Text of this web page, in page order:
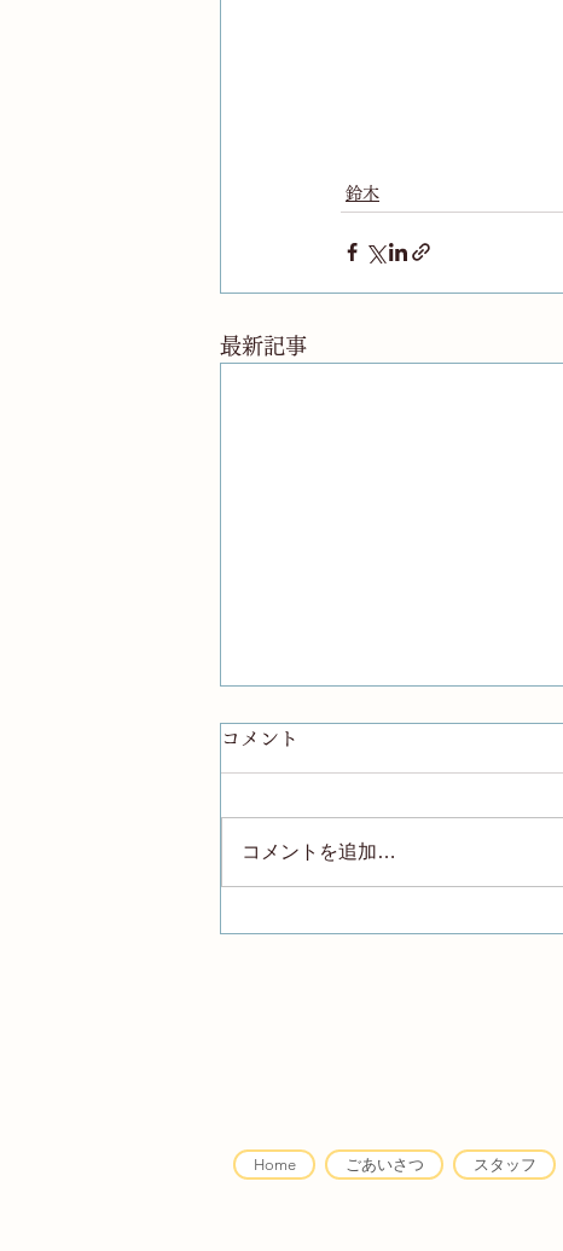
鈴木
最新記事
カップルに関するご利用につ
コメント
コメントを追加…
Home ごあいさつ スタッフ